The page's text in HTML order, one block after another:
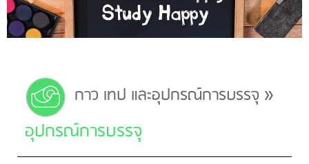
กาว เทป และอุปกรณ์การบรรจุ »
อุปกรณ์การบรรจุ